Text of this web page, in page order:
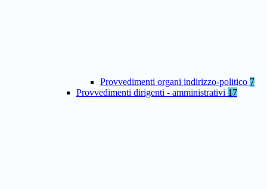
Provvedimenti organi indirizzo-politico 7
Provvedimenti dirigenti - amministrativi 17